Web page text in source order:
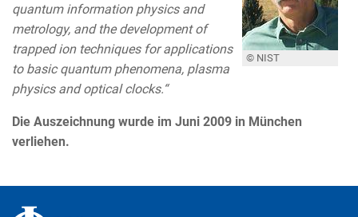
© NIST
quantum information physics and
metrology, and the development of
trapped ion techniques for applications
to basic quantum phenomena, plasma
physics and optical clocks.“
Die Auszeichnung wurde im Juni 2009 in München
verliehen.